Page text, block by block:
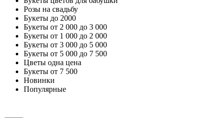
Розы на свадьбу
Букеты до 2000
Букеты от 2 000 до 3 000
Букеты от 1 000 до 2 000
Букеты от 3 000 до 5 000
Букеты от 5 000 до 7 500
Цветы одна цена
Букеты от 7 500
Новинки
Популярные